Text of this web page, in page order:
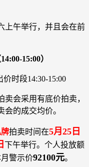
上午举行，并且会在前
15:00）
时段14:30-15:00
会采用有底价拍卖，
的成交均价。
拍卖时间在5月25日
下午举行。个人投放额
警示价92100元。